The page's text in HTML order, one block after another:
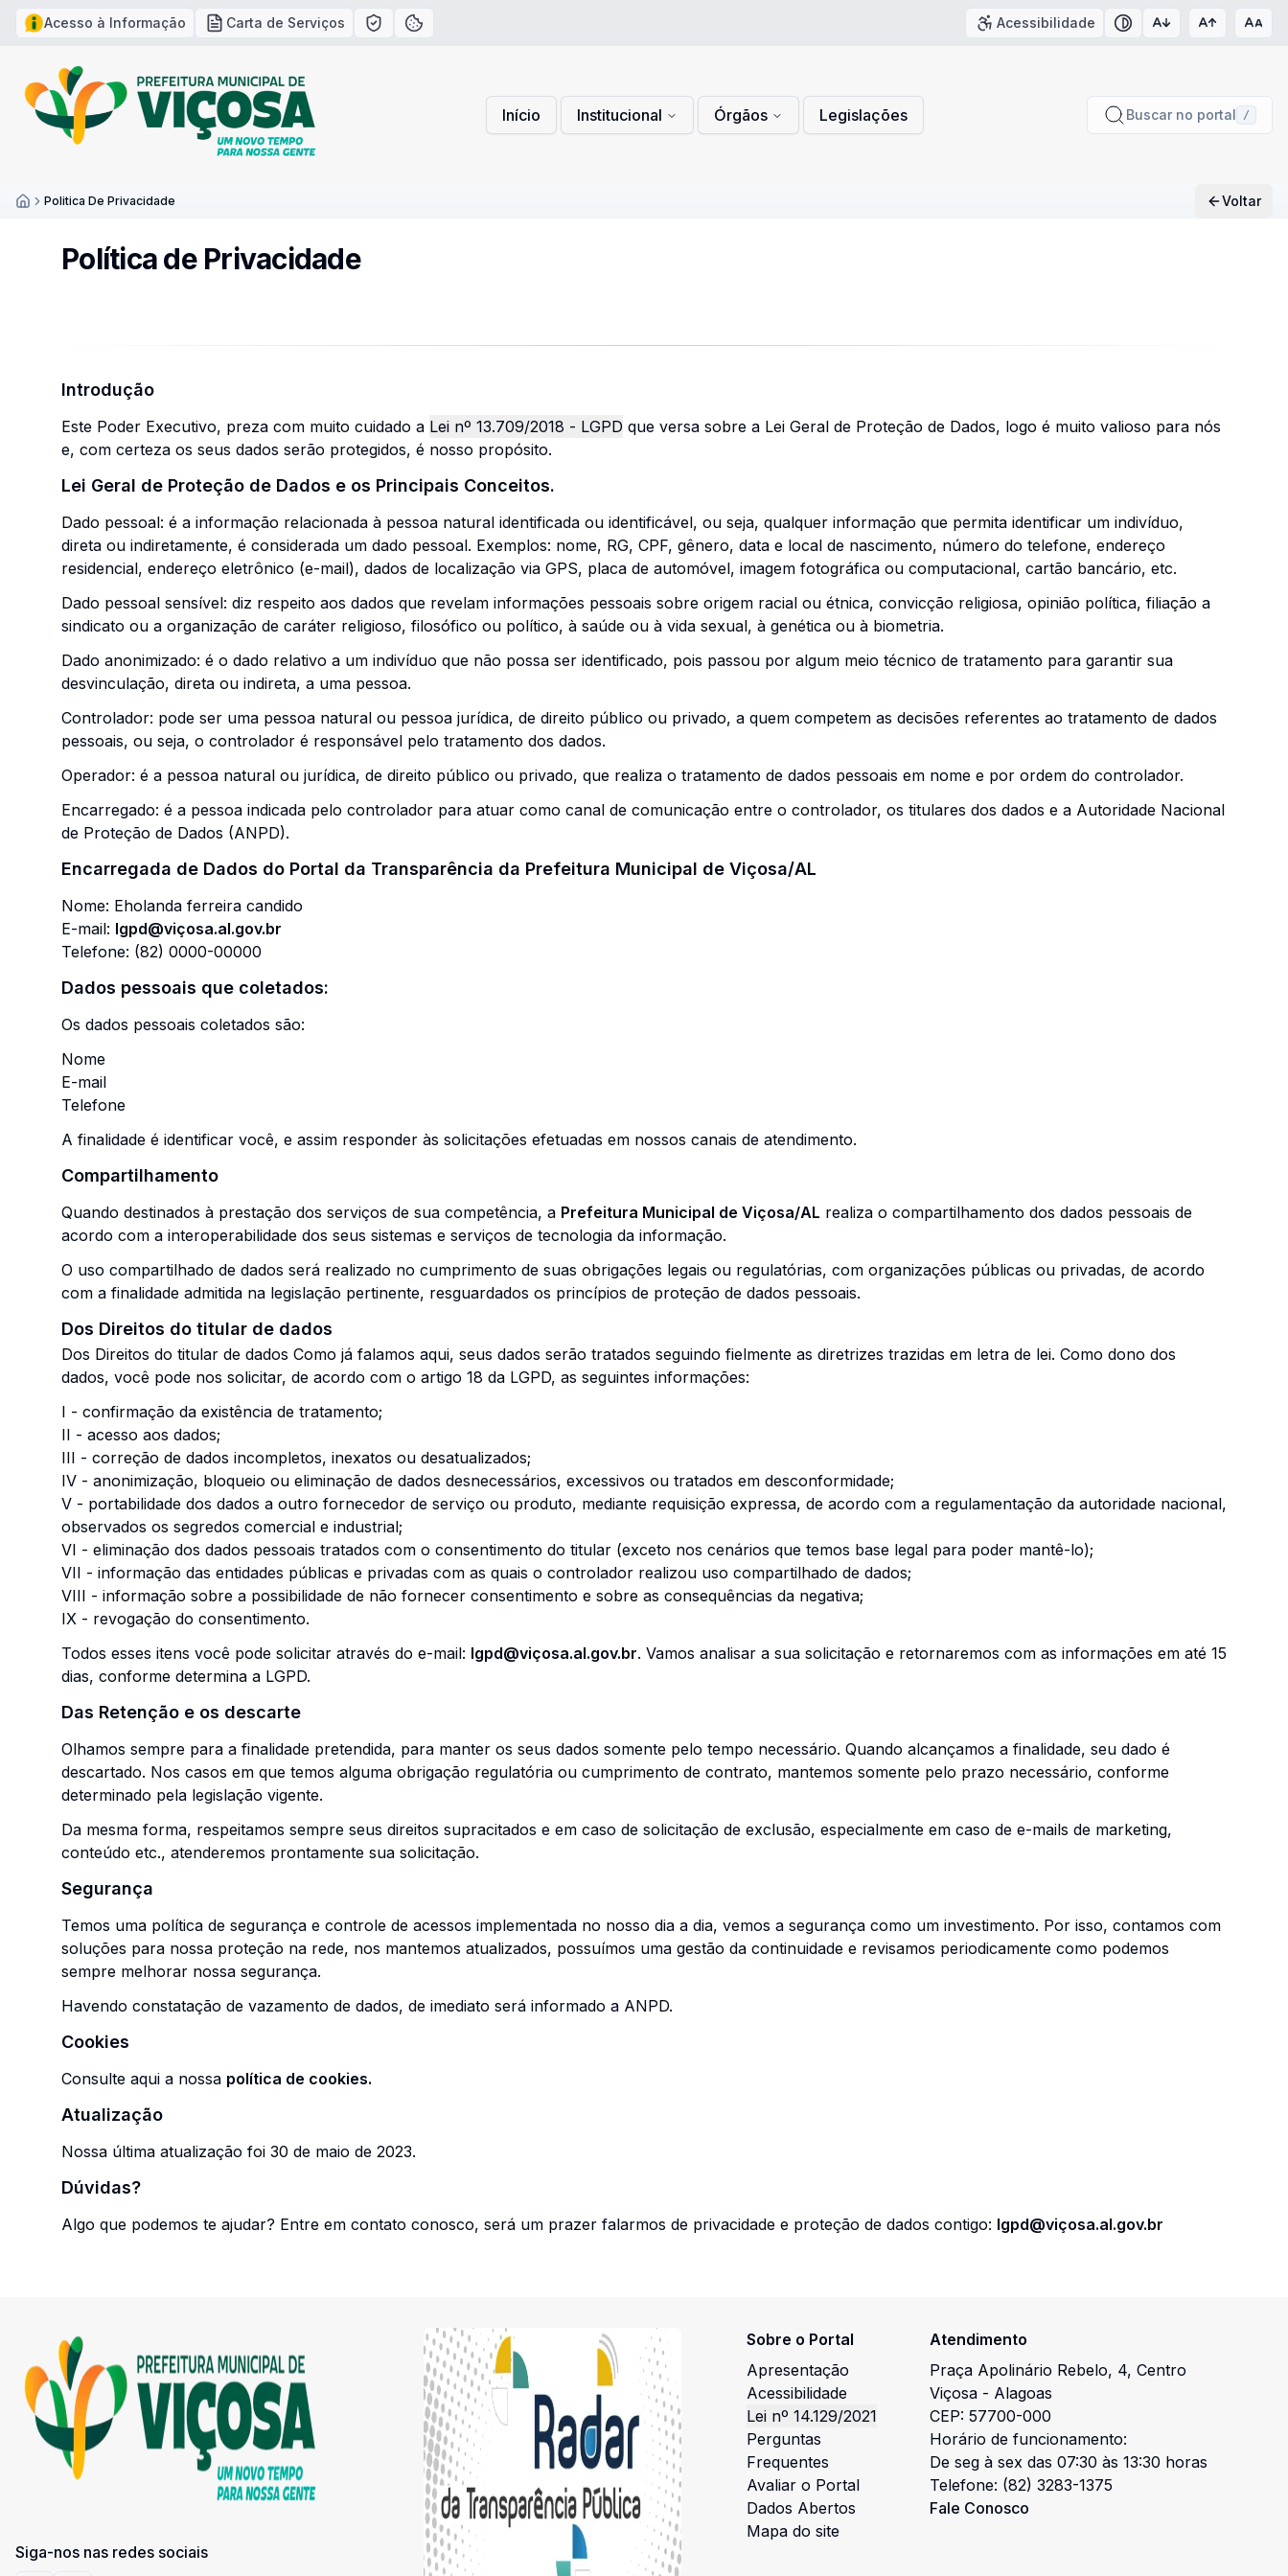
Acesso à Informação Carta de Serviços Política de Privacidade
Política de Cookies Acessibilidade Contraste
Início Institucional Órgãos Legislações Buscar no portal /
Politica De Privacidade Voltar
Política de Privacidade
Introdução
Este Poder Executivo, preza com muito cuidado a Lei nº 13.709/2018 - LGPD que versa sobre a Lei Geral de Proteção de Dados, logo é muito valioso para nós
e, com certeza os seus dados serão protegidos, é nosso propósito.
Lei Geral de Proteção de Dados e os Principais Conceitos.
Dado pessoal: é a informação relacionada à pessoa natural identificada ou identificável, ou seja, qualquer informação que permita identificar um indivíduo,
direta ou indiretamente, é considerada um dado pessoal. Exemplos: nome, RG, CPF, gênero, data e local de nascimento, número do telefone, endereço
residencial, endereço eletrônico (e-mail), dados de localização via GPS, placa de automóvel, imagem fotográfica ou computacional, cartão bancário, etc.
Dado pessoal sensível: diz respeito aos dados que revelam informações pessoais sobre origem racial ou étnica, convicção religiosa, opinião política, filiação a
sindicato ou a organização de caráter religioso, filosófico ou político, à saúde ou à vida sexual, à genética ou à biometria.
Dado anonimizado: é o dado relativo a um indivíduo que não possa ser identificado, pois passou por algum meio técnico de tratamento para garantir sua
desvinculação, direta ou indireta, a uma pessoa.
Controlador: pode ser uma pessoa natural ou pessoa jurídica, de direito público ou privado, a quem competem as decisões referentes ao tratamento de dados
pessoais, ou seja, o controlador é responsável pelo tratamento dos dados.
Operador: é a pessoa natural ou jurídica, de direito público ou privado, que realiza o tratamento de dados pessoais em nome e por ordem do controlador.
Encarregado: é a pessoa indicada pelo controlador para atuar como canal de comunicação entre o controlador, os titulares dos dados e a Autoridade Nacional
de Proteção de Dados (ANPD).
Encarregada de Dados do Portal da Transparência da Prefeitura Municipal de Viçosa/AL
Nome: Eholanda ferreira candido
E-mail: lgpd@viçosa.al.gov.br
Telefone: (82) 0000-00000
Dados pessoais que coletados:
Os dados pessoais coletados são:
Nome
E-mail
Telefone
A finalidade é identificar você, e assim responder às solicitações efetuadas em nossos canais de atendimento.
Compartilhamento
Quando destinados à prestação dos serviços de sua competência, a Prefeitura Municipal de Viçosa/AL realiza o compartilhamento dos dados pessoais de
acordo com a interoperabilidade dos seus sistemas e serviços de tecnologia da informação.
O uso compartilhado de dados será realizado no cumprimento de suas obrigações legais ou regulatórias, com organizações públicas ou privadas, de acordo
com a finalidade admitida na legislação pertinente, resguardados os princípios de proteção de dados pessoais.
Dos Direitos do titular de dados
Dos Direitos do titular de dados Como já falamos aqui, seus dados serão tratados seguindo fielmente as diretrizes trazidas em letra de lei. Como dono dos
dados, você pode nos solicitar, de acordo com o artigo 18 da LGPD, as seguintes informações:
I - confirmação da existência de tratamento;
II - acesso aos dados;
III - correção de dados incompletos, inexatos ou desatualizados;
IV - anonimização, bloqueio ou eliminação de dados desnecessários, excessivos ou tratados em desconformidade;
V - portabilidade dos dados a outro fornecedor de serviço ou produto, mediante requisição expressa, de acordo com a regulamentação da autoridade nacional,
observados os segredos comercial e industrial;
VI - eliminação dos dados pessoais tratados com o consentimento do titular (exceto nos cenários que temos base legal para poder mantê-lo);
VII - informação das entidades públicas e privadas com as quais o controlador realizou uso compartilhado de dados;
VIII - informação sobre a possibilidade de não fornecer consentimento e sobre as consequências da negativa;
IX - revogação do consentimento.
Todos esses itens você pode solicitar através do e-mail: lgpd@viçosa.al.gov.br. Vamos analisar a sua solicitação e retornaremos com as informações em até 15
dias, conforme determina a LGPD.
Das Retenção e os descarte
Olhamos sempre para a finalidade pretendida, para manter os seus dados somente pelo tempo necessário. Quando alcançamos a finalidade, seu dado é
descartado. Nos casos em que temos alguma obrigação regulatória ou cumprimento de contrato, mantemos somente pelo prazo necessário, conforme
determinado pela legislação vigente.
Da mesma forma, respeitamos sempre seus direitos supracitados e em caso de solicitação de exclusão, especialmente em caso de e-mails de marketing,
conteúdo etc., atenderemos prontamente sua solicitação.
Segurança
Temos uma política de segurança e controle de acessos implementada no nosso dia a dia, vemos a segurança como um investimento. Por isso, contamos com
soluções para nossa proteção na rede, nos mantemos atualizados, possuímos uma gestão da continuidade e revisamos periodicamente como podemos
sempre melhorar nossa segurança.
Havendo constatação de vazamento de dados, de imediato será informado a ANPD.
Cookies
Consulte aqui a nossa política de cookies.
Atualização
Nossa última atualização foi 30 de maio de 2023.
Dúvidas?
Algo que podemos te ajudar? Entre em contato conosco, será um prazer falarmos de privacidade e proteção de dados contigo: lgpd@viçosa.al.gov.br
Siga-nos nas redes sociais
Sobre o Portal
Apresentação
Acessibilidade
Lei nº 14.129/2021
Perguntas
Frequentes
Avaliar o Portal
Dados Abertos
Mapa do site
Atendimento
Praça Apolinário Rebelo, 4,Centro
Viçosa - Alagoas
CEP:57700-000
Horário de funcionamento:
De seg à sex das 07:30 às 13:30 horas
Telefone: (82) 3283-1375
Fale Conosco